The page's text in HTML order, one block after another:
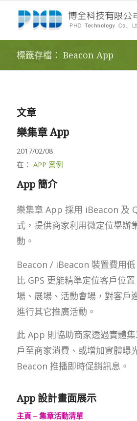
標籤存檔： Beacon App
文章
樂集章 App
2017/02/08
在： APP 案例
App 簡介
樂集章 App 採用 iBeacon 及
式，提供商家利用微定位舉辦
動。
Beacon / iBeacon 裝置費用低
比 GPS 更能精準定位客戶位
場、展場、活動會場，對客戶
進行其它推廣活動。
此 App 則協助商家透過實體
戶至商家消費、或增加實體曝
Beacon 推播即時促銷訊息。
App 設計畫面展示
主頁 – 集章活動清單